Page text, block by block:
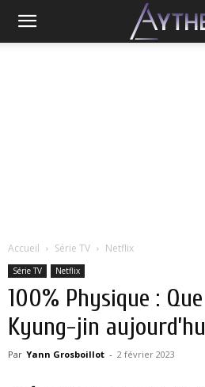
Accueil Série TV Netflix
Série TV Netflix
100% Physique :
Kyung-jin
Par Yann Grosboillot - 2 février 2023